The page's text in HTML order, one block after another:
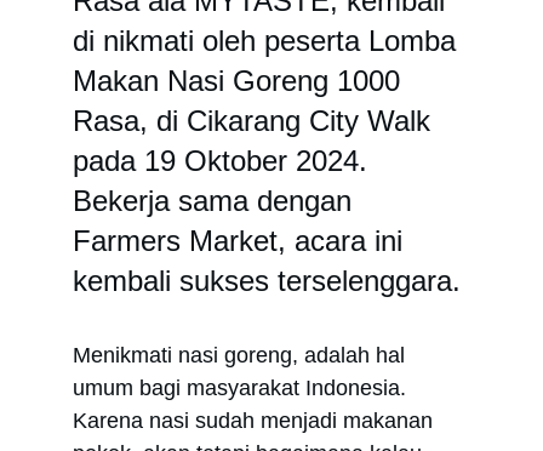
di nikmati oleh peserta Lomba
Makan Nasi Goreng 1000
Rasa, di Cikarang City Walk
pada 19 Oktober 2024.
Bekerja sama dengan
Farmers Market, acara ini
kembali sukses terselenggara.
Menikmati nasi goreng, adalah hal
umum bagi masyarakat Indonesia.
Karena nasi sudah menjadi makanan